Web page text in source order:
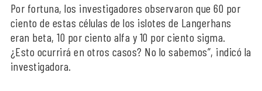
Por fortuna, los investigadores observaron que 60 por
ciento de estas células de los islotes de Langerhans
eran beta, 10 por ciento alfa y 10 por ciento sigma.
¿Esto ocurrirá en otros casos? No lo sabemos”, indicó la
investigadora.